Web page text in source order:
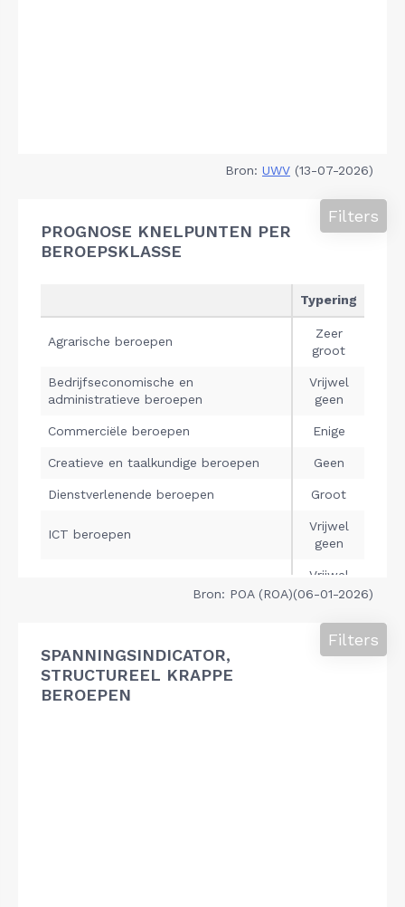
Bron: UWV (13-07-2026)
PROGNOSE KNELPUNTEN PER
BEROEPSKLASSE
Filters
Bron: POA (ROA)(06-01-2026)
SPANNINGSINDICATOR,
STRUCTUREEL KRAPPE
BEROEPEN
Filters